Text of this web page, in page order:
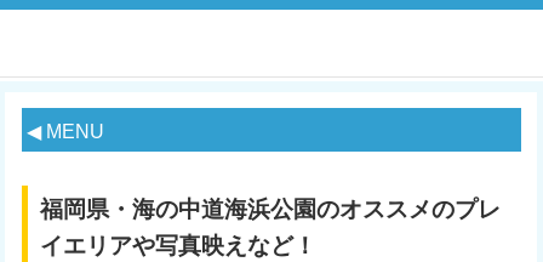
◀ MENU
福岡県・海の中道海浜公園のオススメのプレ
イエリアや写真映えなど！